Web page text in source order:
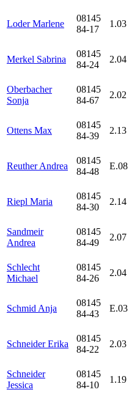
Loder Marlene
08145
84-17
1.03
Merkel Sabrina
08145
84-24
2.04
Oberbacher
Sonja
08145
84-67
2.02
Ottens Max
08145
84-39
2.13
Reuther Andrea
08145
84-48
E.08
Riepl Maria
08145
84-30
2.14
Sandmeir
Andrea
08145
84-49
2.07
Schlecht
Michael
08145
84-26
2.04
Schmid Anja
08145
84-43
E.03
Schneider Erika
08145
84-22
2.03
Schneider
Jessica
08145
84-10
1.19